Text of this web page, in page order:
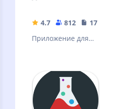
4.7 812
17.24 MB
Приложение для
нет платных
функций и
рекламы !